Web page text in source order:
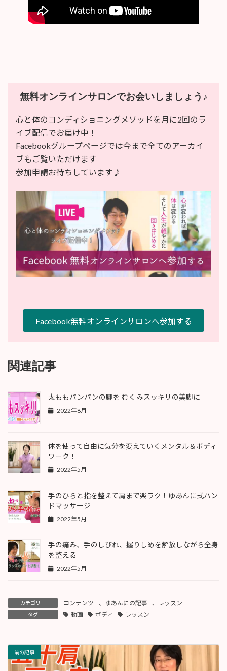
無料オンラインサロンでお会いしましょう♪
心と体のコンディショニングメソッドを月に2回のラ
イブ配信でお届け中！
Facebookグループページでは今まで全てのアーカイ
ブもご覧いただけます
参加申請お待ちしています♪
Facebook無料オンラインサロンへ参加する
関連記事
太ももパンパンの脚を むくみスッキリの美脚に
2022年8月
体を使って自由に気分を変えていくメンタル＆ボディ
ワーク！
2022年5月
手のひらと指を整えて肩まで楽ラク！ゆあんに式ハン
ドマッサージ
2022年5月
手の痛み、手のしびれ、握りしめを解放しながら全身
を整える
2022年5月
カテゴリー コンテンツ 、 ゆあんにの記事 、 レッスン
タグ 動画 ボディ レッスン
前の記事